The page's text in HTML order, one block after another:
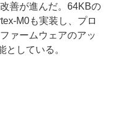
善が進んだ。64KBの
M0も実装し、プロ
ァームウェアのアッ
している。